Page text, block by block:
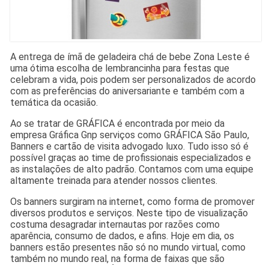
A entrega de ímã de geladeira chá de bebe Zona Leste é
uma ótima escolha de lembrancinha para festas que
celebram a vida, pois podem ser personalizados de acordo
com as preferências do aniversariante e também com a
temática da ocasião.
Ao se tratar de GRÁFICA é encontrada por meio da
empresa Gráfica Gnp serviços como GRÁFICA São Paulo,
Banners e cartão de visita advogado luxo. Tudo isso só é
possível graças ao time de profissionais especializados e
as instalações de alto padrão. Contamos com uma equipe
altamente treinada para atender nossos clientes.
Os banners surgiram na internet, como forma de promover
diversos produtos e serviços. Neste tipo de visualização
costuma desagradar internautas por razões como
aparência, consumo de dados, e afins. Hoje em dia, os
banners estão presentes não só no mundo virtual, como
também no mundo real, na forma de faixas que são